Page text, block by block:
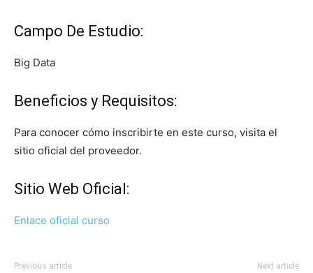
Campo De Estudio:
Big Data
Beneficios y Requisitos:
Para conocer cómo inscribirte en este curso, visita el
sitio oficial del proveedor.
Sitio Web Oficial:
Enlace oficial curso
Previous article Next article